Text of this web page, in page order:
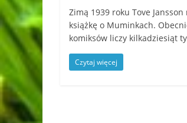
Zimą 1939 roku Tove
książkę o Muminkach.
komiksów liczy kilkadziesiąt
Czytaj więcej